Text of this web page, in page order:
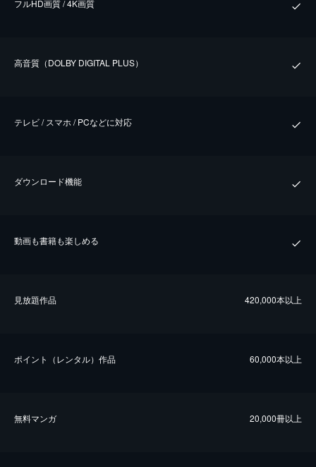
フルHD画質 / 4K画質
⾼⾳質（DOLBY DIGITAL PLUS）
テレビ / スマホ / PCなどに対応
ダウンロード機能
動画も書籍も楽しめる
⾒放題作品 420,000本以上
ポイント（レンタル）作品 60,000本以上
無料マンガ 20,000冊以上